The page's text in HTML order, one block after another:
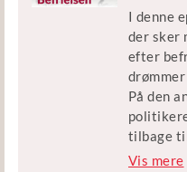
Klip:
Udgivet
Bak
Klip:
DR
I denne
der sker
efter
På den
tilbage
iden før
Vis mere